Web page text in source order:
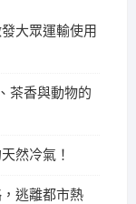
大眾運輸使用
茶香與動物的
然冷氣！
逃離都市熱